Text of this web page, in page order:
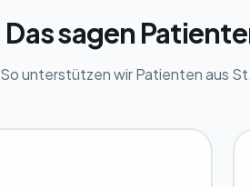
Das sagen
So unterstützen wir Patienten aus